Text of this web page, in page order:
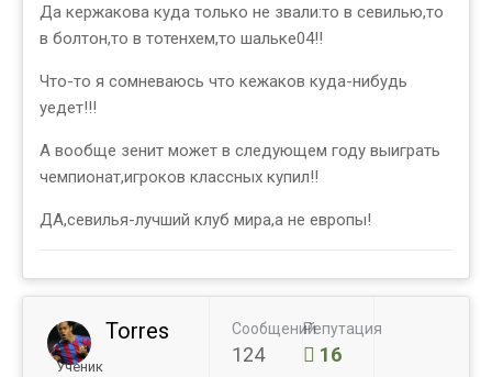
Да кержакова куда только не звали:то в севилью,то
в болтон,то в тотенхем,то шальке04!!
Что-то я сомневаюсь что кежаков куда-нибудь
уедет!!!
А вообще зенит может в следующем году выиграть
чемпионат,игроков классных купил!!
ДА,севилья-лучший клуб мира,а не европы!
Torres
Ученик
Сообщений
124
Репутация
16